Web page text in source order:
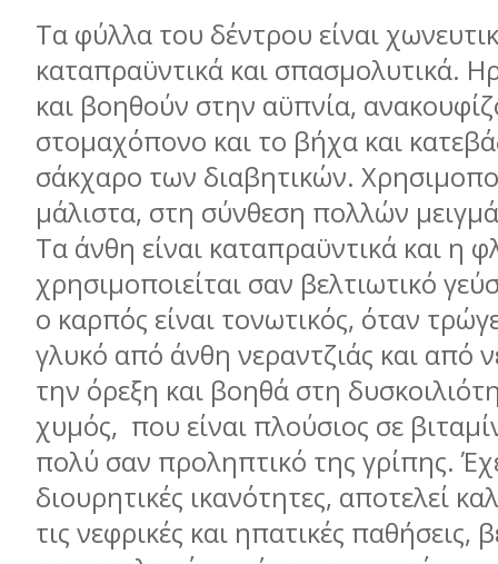
Τα φύλλα του δέντρου είναι
καταπραϋντικά και σπασμολυτικά.
και βοηθούν στην αϋπνία,
στομαχόπονο και το βήχα και
σάκχαρο των διαβητικών.
μάλιστα, στη σύνθεση πολλών
Τα άνθη είναι καταπραϋντικά και η
χρησιμοποιείται σαν βελτιωτικό
ο καρπός είναι τονωτικός, όταν
γλυκό από άνθη νεραντζιάς και από
την όρεξη και βοηθά στη
χυμός, που είναι πλούσιος σε
πολύ σαν προληπτικό της γρίπης.
διουρητικές ικανότητες, αποτελεί
τις νεφρικές και ηπατικές παθήσεις,